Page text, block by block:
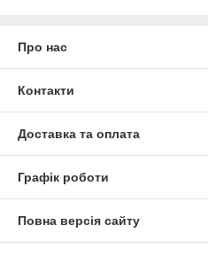
Про нас
Контакти
Доставка та оплата
Графік роботи
Повна версія сайту